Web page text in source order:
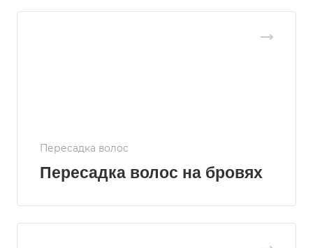
Пересадка волос
Пересадка волос на бровях